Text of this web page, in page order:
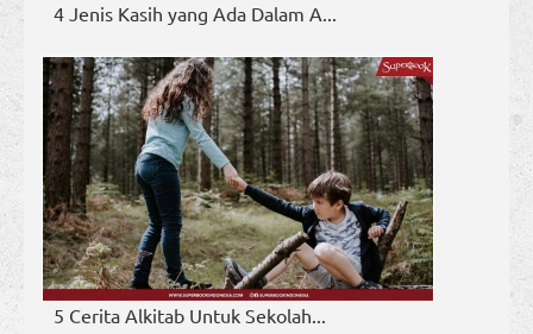
4 Jenis Kasih yang Ada Dalam A...
5 Cerita Alkitab Untuk Sekolah...